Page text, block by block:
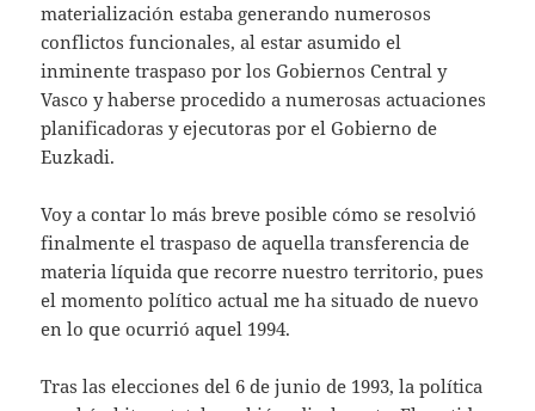
materialización estaba generando numerosos
conflictos funcionales, al estar asumido el
inminente traspaso por los Gobiernos Central y
Vasco y haberse procedido a numerosas actuaciones
planificadoras y ejecutoras por el Gobierno de
Euzkadi.
Voy a contar lo más breve posible cómo se resolvió
finalmente el traspaso de aquella transferencia de
materia líquida que recorre nuestro territorio, pues
el momento político actual me ha situado de nuevo
en lo que ocurrió aquel 1994.
Tras las elecciones del 6 de junio de 1993, la política